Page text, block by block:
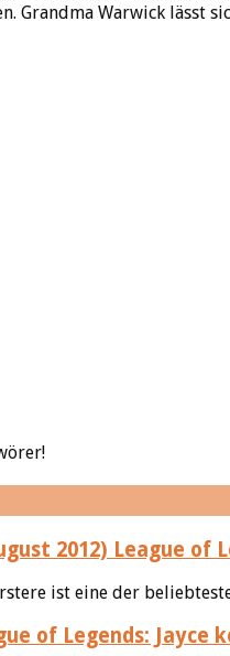
Warwick lässt
League of
ist eine der
of Legends: Jayce